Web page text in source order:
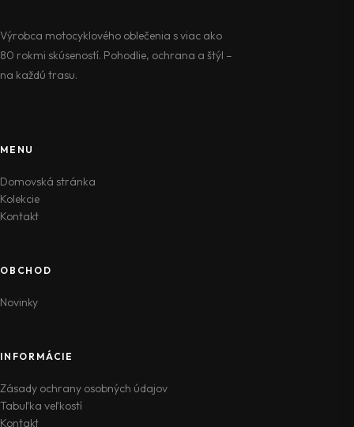
Výrobca motocyklového oblečenia s viac ako
80 rokmi skúseností. Pohodlie, ochrana a štýl –
na každú trasu.
MENU
Domovská stránka
Kolekcie
Kontakt
OBCHOD
Novinky
INFORMÁCIE
Zásady ochrany osobných údajov
Tabuľka veľkostí
Kontakt